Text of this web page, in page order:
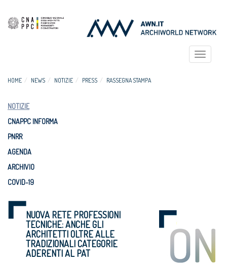
Toggle
HOME NEWS NOTIZIE PRESS RASSEGNA STAMPA
NOTIZIE
CNAPPC INFORMA
PNRR
AGENDA
ARCHIVIO
COVID-19
NUOVA RETE PROFESSIONI
TECNICHE: ANCHE GLI
ARCHITETTI OLTRE ALLE
TRADIZIONALI CATEGORIE
ADERENTI AL PAT